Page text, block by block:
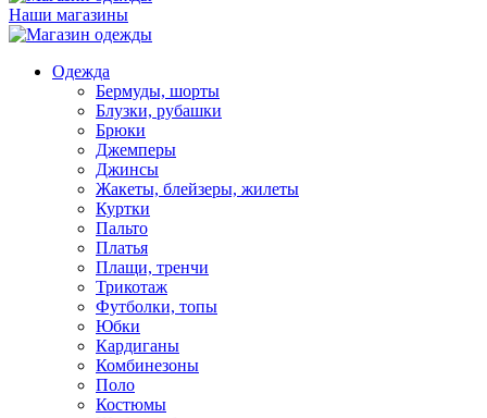
Наши магазины
Одежда
Бермуды, шорты
Блузки, рубашки
Брюки
Джемперы
Джинсы
Жакеты, блейзеры, жилеты
Куртки
Пальто
Платья
Плащи, тренчи
Трикотаж
Футболки, топы
Юбки
Кардиганы
Комбинезоны
Поло
Костюмы